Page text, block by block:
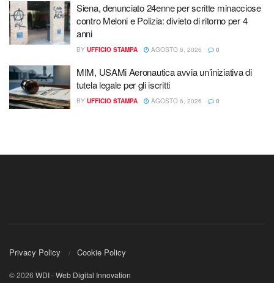
Siena, denunciato 24enne per scritte minacciose
contro Meloni e Polizia: divieto di ritorno per 4
anni
BY UFFICIO STAMPA AGOSTO 6, 2026 0
MIM, USAMi Aeronautica avvia un’iniziativa di
tutela legale per gli iscritti
BY UFFICIO STAMPA AGOSTO 6, 2026 0
Privacy Policy Cookie Policy
© 2026 WDI - Web Digital Innovation